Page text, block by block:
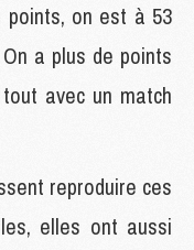
on est à 53
a plus de points
avec un match
reproduire ces
elles ont aussi